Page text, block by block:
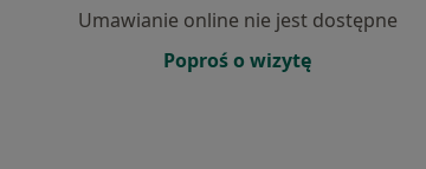
Umawianie online nie jest dostępne
Poproś o wizytę